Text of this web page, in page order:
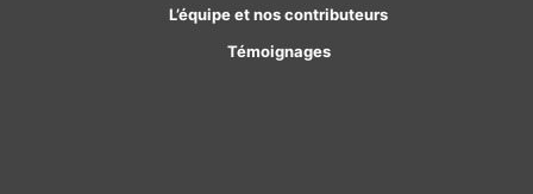
L’équipe et nos contributeurs
Témoignages